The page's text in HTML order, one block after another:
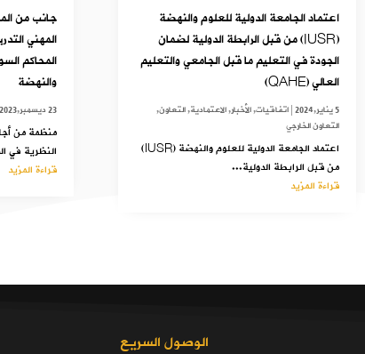
اعتماد الجامعة الدولية للعلوم والنهضة
(IUSR) من قبل الرابطة الدولية لضمان
الجودة في التعليم ما قبل الجامعي والتعليم
العالي (QAHE)
5 يناير,2024 |اتفاقيات,الأخبار,الاعتمادية,التعاون,
التعاون الخارجي
اعتماد الجامعة الدولية للعلوم والنهضة (IUSR)
من قبل الرابطة الدولية...
قراءة المزيد
جانب من
المهني
المحاكم
والنهضة
23 ديسمبر,2023
منظمة من
النظرية في
قراءة المزيد
الوصول السريع